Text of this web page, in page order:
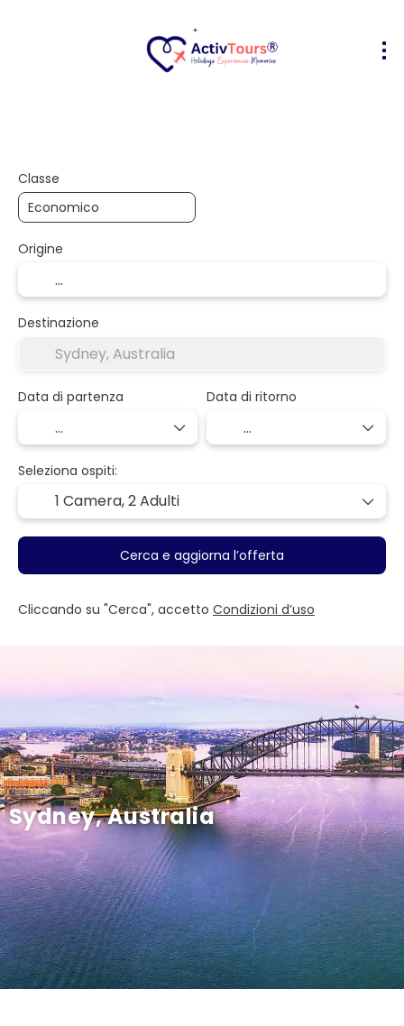
Sydney, Australia
Classe
Origine
Destinazione
Data di partenza Data di ritorno
Seleziona ospiti:
1 Camera,2 Adulti
Cerca e aggiorna l’offerta
Cliccando su "Cerca", accetto Condizioni d’uso